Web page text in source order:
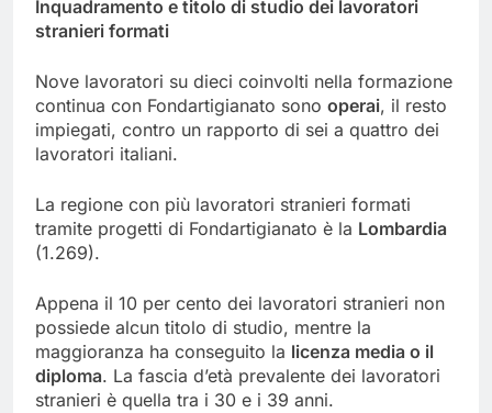
Inquadramento e titolo di studio dei lavoratori
stranieri formati
Nove lavoratori su dieci coinvolti nella formazione
continua con Fondartigianato sono operai, il resto
impiegati, contro un rapporto di sei a quattro dei
lavoratori italiani.
La regione con più lavoratori stranieri formati
tramite progetti di Fondartigianato è la Lombardia
(1.269).
Appena il 10 per cento dei lavoratori stranieri non
possiede alcun titolo di studio, mentre la
maggioranza ha conseguito la licenza media o il
diploma. La fascia d’età prevalente dei lavoratori
stranieri è quella tra i 30 e i 39 anni.